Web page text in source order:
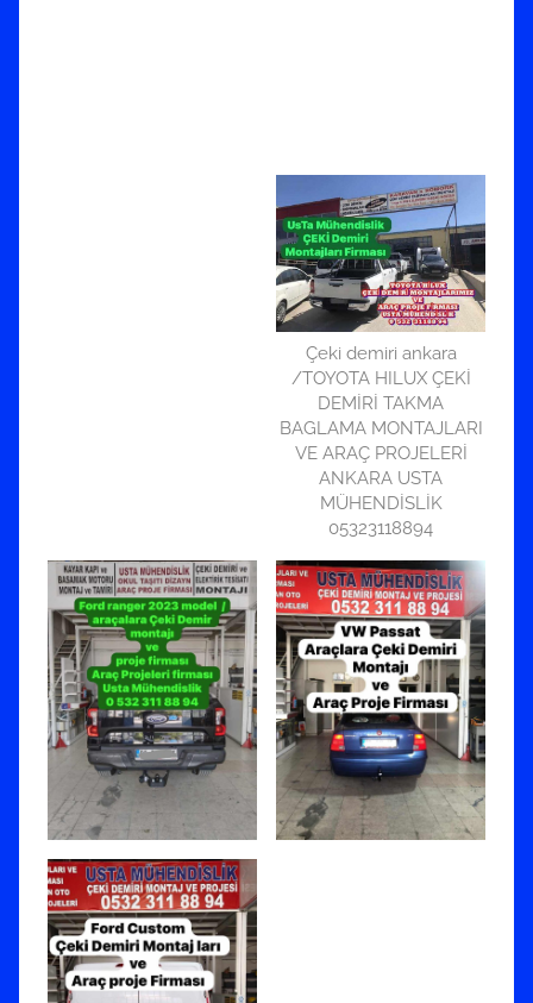
Çeki demiri ankara
/TOYOTA HILUX ÇEKİ
DEMİRİ TAKMA
BAGLAMA MONTAJLARI
VE ARAÇ PROJELERİ
ANKARA USTA
MÜHENDİSLİK
05323118894